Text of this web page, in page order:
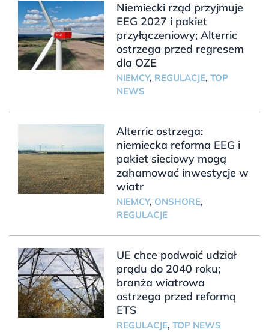
Niemiecki rząd przyjmuje
EEG 2027 i pakiet
przyłączeniowy; Alterric
ostrzega przed regresem
dla OZE
NIEMCY, REGULACJE, TOP
NEWS
Alterric ostrzega:
niemiecka reforma EEG i
pakiet sieciowy mogą
zahamować inwestycje w
wiatr
NIEMCY, ONSHORE,
REGULACJE
UE chce podwoić udział
prądu do 2040 roku;
branża wiatrowa
ostrzega przed reformą
ETS
REGULACJE, TOP NEWS